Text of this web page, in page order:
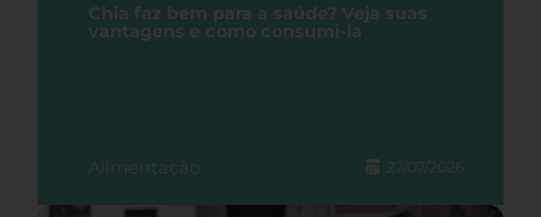
Chia faz bem para a saúde? Veja suas
vantagens e como consumi-la
Alimentação 27/07/2026